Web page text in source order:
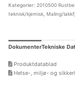
Kategorier: 2010500
teknisk/kjemisk, Maling/
DokumenterTekniske
Produktdatablad
Helse-, miljø- og